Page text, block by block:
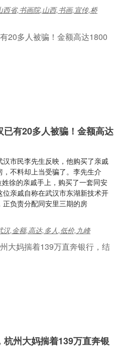
西省,书画院,山西,书画,宣传,桥
有20多人被骗！金额高达
市民李先生反映，他购买了亲戚
不料却上当受骗了。李先生介
徐的亲戚手上，购买了一套同安
亲戚自称在武汉市东湖新技术开
负责分配同安里三期的房
汉,金额,高达,多人,低价,九峰
州大妈揣着139万直奔银